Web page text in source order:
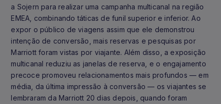
a Sojern para realizar uma campanha multicanal na região
EMEA, combinando táticas de funil superior e inferior. Ao
expor o público de viagens assim que ele demonstrou
intenção de conversão, mais reservas e pesquisas por
Marriott foram vistas por viajante. Além disso, a exposição
multicanal reduziu as janelas de reserva, e o engajamento
precoce promoveu relacionamentos mais profundos — em
média, da última impressão à conversão — os viajantes se
lembraram da Marriott 20 dias depois, quando foram